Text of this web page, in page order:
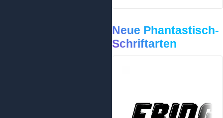
Neue Phantastisch-
Schriftarten